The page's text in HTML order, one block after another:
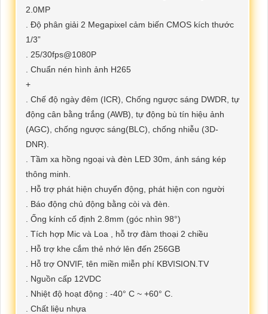
2.0MP
. Độ phân giải 2 Megapixel cảm biến CMOS kích thước
1/3”
. 25/30fps@1080P
. Chuẩn nén hình ảnh H265
+
. Chế độ ngày đêm (ICR), Chống ngược sáng DWDR, tự
động cân bằng trắng (AWB), tự động bù tín hiệu ảnh
(AGC), chống ngược sáng(BLC), chống nhiễu (3D-
DNR).
. Tầm xa hồng ngoại và đèn LED 30m, ánh sáng kép
thông minh.
. Hỗ trợ phát hiện chuyển động, phát hiện con người
. Báo động chủ động bằng còi và đèn.
. Ống kính cố định 2.8mm (góc nhìn 98°)
. Tích hợp Mic và Loa , hỗ trợ đàm thoại 2 chiều
. Hỗ trợ khe cắm thẻ nhớ lên đến 256GB
. Hỗ trợ ONVIF, tên miền miễn phí KBVISION.TV
. Nguồn cấp 12VDC
. Nhiệt độ hoạt động : -40° C ~ +60° C.
. Chất liệu nhựa